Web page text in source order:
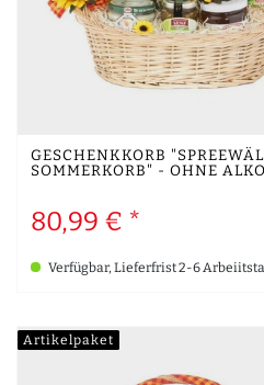
GESCHENKKORB
SOMMERKORB" - OHNE
80,99 € *
Verfügbar, Lieferfrist 2-6
Artikelpaket